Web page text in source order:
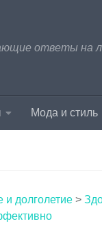
ответы на
Мода и стиль
и долголетие >